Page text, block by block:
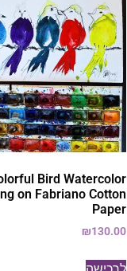
Bird Watercolor
on Fabriano Cotton
Paper
₪130.00